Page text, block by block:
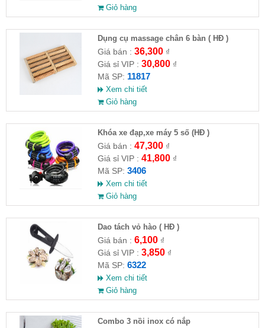
Giỏ hàng
Dụng cụ massage chân 6 bàn ( HĐ )
Giá bán : 36,300₫
Giá sỉ VIP : 30,800₫
Mã SP: 11817
Xem chi tiết
Giỏ hàng
Khóa xe đạp,xe máy 5 số (HĐ )
Giá bán : 47,300₫
Giá sỉ VIP : 41,800₫
Mã SP: 3406
Xem chi tiết
Giỏ hàng
Dao tách vỏ hào ( HĐ )
Giá bán : 6,100₫
Giá sỉ VIP : 3,850₫
Mã SP: 6322
Xem chi tiết
Giỏ hàng
Combo 3 nồi inox có nắp